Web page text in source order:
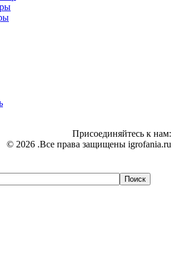
Присоединяйтесь к нам:
© 2026 .Все права защищены igrofania.ru